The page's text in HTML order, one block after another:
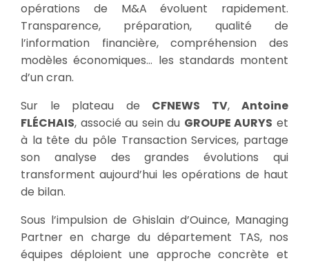
opérations de M&A évoluent rapidement.
Transparence, préparation, qualité de
l’information financière, compréhension des
modèles économiques… les standards montent
d’un cran.
Sur le plateau de CFNEWS TV, Antoine
FLÉCHAIS, associé au sein du GROUPE AURYS et
à la tête du pôle Transaction Services, partage
son analyse des grandes évolutions qui
transforment aujourd’hui les opérations de haut
de bilan.
Sous l’impulsion de Ghislain d’Ouince, Managing
Partner en charge du département TAS, nos
équipes déploient une approche concrète et